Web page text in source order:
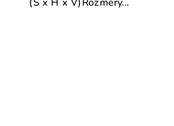
(Š x H x V)Rozmery...